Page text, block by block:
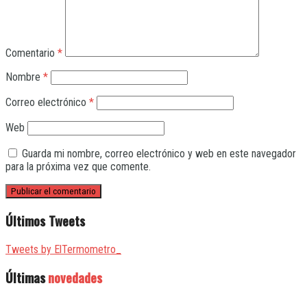
Comentario *
Nombre *
Correo electrónico *
Web
Guarda mi nombre, correo electrónico y web en este navegador
para la próxima vez que comente.
Últimos Tweets
Tweets by ElTermometro_
Últimasnovedades